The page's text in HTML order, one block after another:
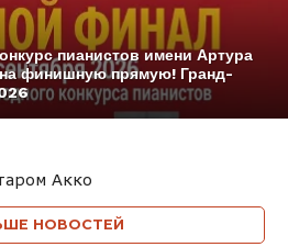
пианистов имени Артура
финишную прямую! Гранд-
Акко
НОВОСТЕЙ